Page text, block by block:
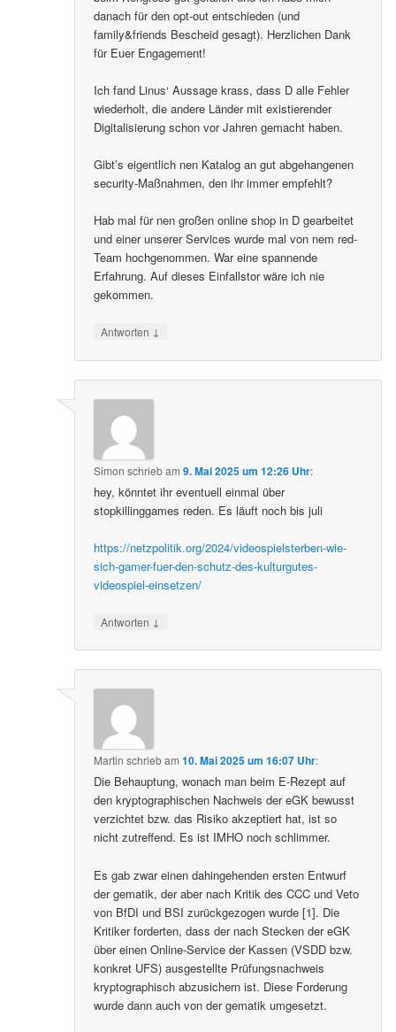
danach für den opt-out entschieden (und
family&friends Bescheid gesagt). Herzlichen Dank
für Euer Engagement!
Ich fand Linus‘ Aussage krass, dass D alle Fehler
wiederholt, die andere Länder mit existierender
Digitalisierung schon vor Jahren gemacht haben.
Gibt’s eigentlich nen Katalog an gut abgehangenen
security-Maßnahmen, den ihr immer empfehlt?
Hab mal für nen großen online shop in D gearbeitet
und einer unserer Services wurde mal von nem red-
Team hochgenommen. War eine spannende
Erfahrung. Auf dieses Einfallstor wäre ich nie
gekommen.
Antworten ↓
Simon schriebam9. Mai 2025 um 12:26 Uhr:
hey, könntet ihr eventuell einmal über
stopkillinggames reden. Es läuft noch bis juli
https://netzpolitik.org/2024/videospielsterben-wie-
sich-gamer-fuer-den-schutz-des-kulturgutes-
videospiel-einsetzen/
Antworten ↓
Martin schriebam10. Mai 2025 um 16:07 Uhr:
Die Behauptung, wonach man beim E-Rezept auf
den kryptographischen Nachweis der eGK bewusst
verzichtet bzw. das Risiko akzeptiert hat, ist so
nicht zutreffend. Es ist IMHO noch schlimmer.
Es gab zwar einen dahingehenden ersten Entwurf
der gematik, der aber nach Kritik des CCC und Veto
von BfDI und BSI zurückgezogen wurde [1]. Die
Kritiker forderten, dass der nach Stecken der eGK
über einen Online-Service der Kassen (VSDD bzw.
konkret UFS) ausgestellte Prüfungsnachweis
kryptographisch abzusichern ist. Diese Forderung
wurde dann auch von der gematik umgesetzt.